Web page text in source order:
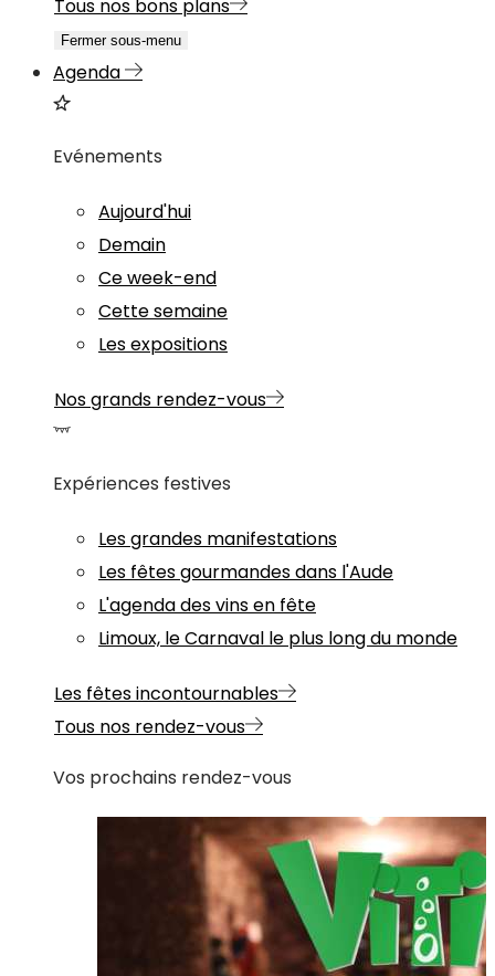
Tous nos bons plans
Fermer sous-menu
Agenda
Evénements
Aujourd'hui
Demain
Ce week-end
Cette semaine
Les expositions
Nos grands rendez-vous
Expériences festives
Les grandes manifestations
Les fêtes gourmandes dans l'Aude
L'agenda des vins en fête
Limoux, le Carnaval le plus long du monde
Les fêtes incontournables
Tous nos rendez-vous
Vos prochains rendez-vous